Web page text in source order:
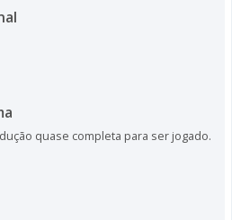
quase completa para ser jogado.